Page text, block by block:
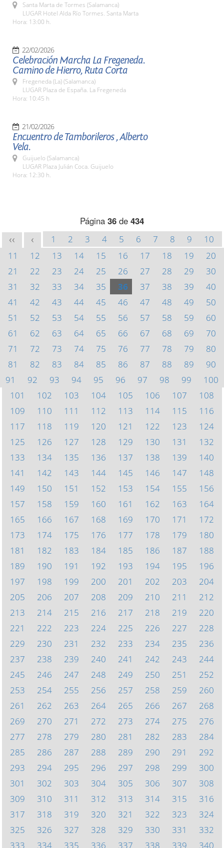
Santa Marta de Tormes (Salamanca)
LUGAR Hotel Alda Río Tormes. Santa Marta
Hora: 13:00 h.
22/02/2026
Celebración Marcha La Fregeneda.
Camino de Hierro, Ruta Corta
Fregeneda (La) (Salamanca)
LUGAR Plaza de España. La Fregeneda
Hora: 10:45 h
21/02/2026
Encuentro de Tamborileros , Alberto
Vela.
Guijuelo (Salamanca)
LUGAR Plaza Julián Coca. Guijuelo
Hora: 12:30 h.
Página 36 de 434
<< < 1 2 3 4 5 6 7 8 9
10
11
12 13 14 15 16 17 18 19
20
21
22 23 24 25 26 27 28 29
30
31
32 33 34 35 36 37 38 39
40
41
42 43 44 45 46 47 48 49
50
51
52 53 54 55 56 57 58 59
60
61
62 63 64 65 66 67 68 69
70
71
72 73 74 75 76 77 78 79
80
81
82 83 84 85 86 87 88 89
90
91
92 93 94 95 96 97 98 99
100
101
102 103 104 105 106 107
108
109
110 111 112 113 114 115
116
117
118 119 120 121 122 123
124
125
126 127 128 129 130 131
132
133
134 135 136 137 138 139
140
141
142 143 144 145 146 147
148
149
150 151 152 153 154 155
156
157
158 159 160 161 162 163
164
165
166 167 168 169 170 171
172
173
174 175 176 177 178 179
180
181
182 183 184 185 186 187
188
189
190 191 192 193 194 195
196
197
198 199 200 201 202 203
204
205
206 207 208 209 210 211
212
213
214 215 216 217 218 219
220
221
222 223 224 225 226 227
228
229
230 231 232 233 234 235
236
237
238 239 240 241 242 243
244
245
246 247 248 249 250 251
252
253
254 255 256 257 258 259
260
261
262 263 264 265 266 267
268
269
270 271 272 273 274 275
276
277
278 279 280 281 282 283
284
285
286 287 288 289 290 291
292
293
294 295 296 297 298 299
300
301
302 303 304 305 306 307
308
309
310 311 312 313 314 315
316
317
318 319 320 321 322 323
324
325
326 327 328 329 330 331
332
333
334 335 336 337 338 339 340